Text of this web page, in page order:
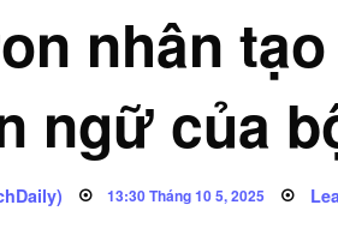
nhân
ngữ của
Posted
13:30 Tháng 10 5, 2025